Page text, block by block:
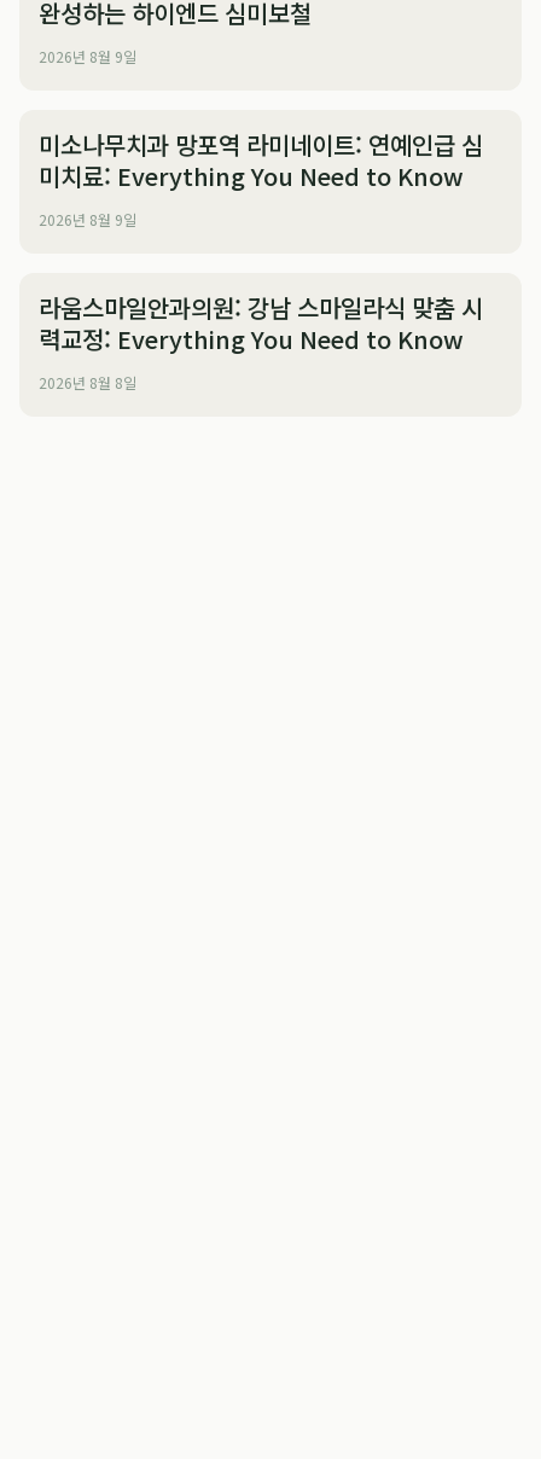
완성하는 하이엔드 심미보철
2026년 8월 9일
미소나무치과 망포역 라미네이트: 연예인급 심
미치료: Everything You Need to Know
2026년 8월 9일
라움스마일안과의원: 강남 스마일라식 맞춤 시
력교정: Everything You Need to Know
2026년 8월 8일